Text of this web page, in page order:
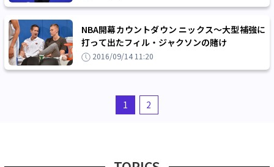
NBA開幕カウントダウン ニックス～大型補強に
打って出たフィル・ジャクソンの賭け
2016/09/14 11:20
1 2